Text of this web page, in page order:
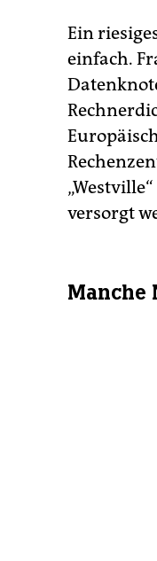
Ein
einfach.
versorgt
Manche